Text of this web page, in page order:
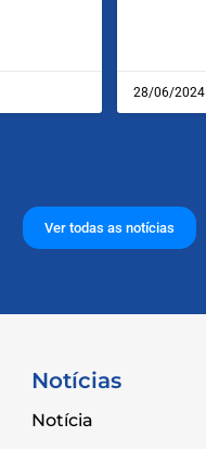
28/06/2024
Ver todas as notícias
Notícias
Notícia